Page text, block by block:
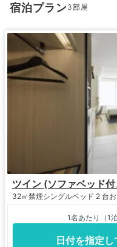
宿泊プラン3
ツイン (ソファベッド
32㎡禁煙
1名あたり（1
日付を指定